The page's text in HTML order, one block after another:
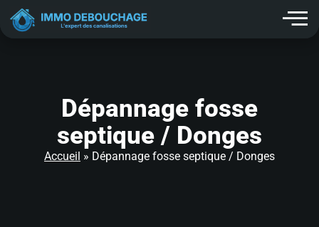
principal
Dépannage fosse
septique / Donges
Accueil » Dépannage fosse septique / Donges